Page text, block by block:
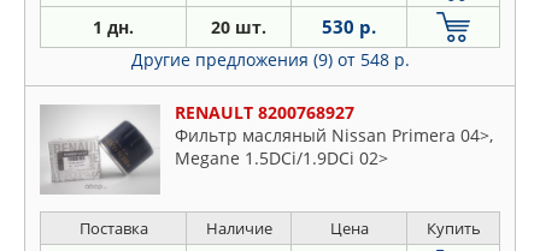
1 дн. 20 шт. 530 р.
Другие предложения (9) от 548 р.
RENAULT 8200768927
Фильтр масляный Nissan Primera 04>,
Megane 1.5DCi/1.9DCi 02>
Поставка Наличие Цена Купить